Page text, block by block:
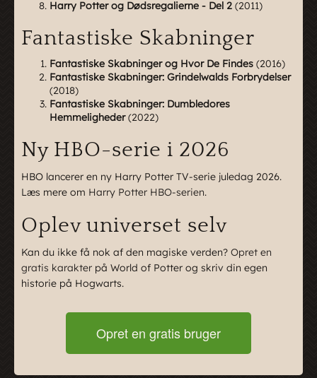
Harry Potter og Dødsregalierne - Del 2 (2011)
Fantastiske Skabninger
Fantastiske Skabninger og Hvor De Findes (2016)
Fantastiske Skabninger: Grindelwalds Forbrydelser
(2018)
Fantastiske Skabninger: Dumbledores
Hemmeligheder(2022)
Ny HBO-serie i 2026
HBO lancerer en ny Harry Potter TV-serie juledag 2026.
Læs mere om Harry Potter HBO-serien.
Oplev universet selv
Kan du ikke få nok af den magiske verden? Opret en
gratis karakter på World of Potter og skriv din egen
historie på Hogwarts.
Opret en gratis bruger